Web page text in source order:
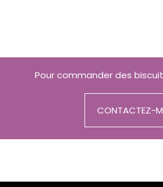
Pour commander des
CONTACTEZ-